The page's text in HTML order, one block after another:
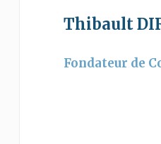
Thibault
Fondateur de